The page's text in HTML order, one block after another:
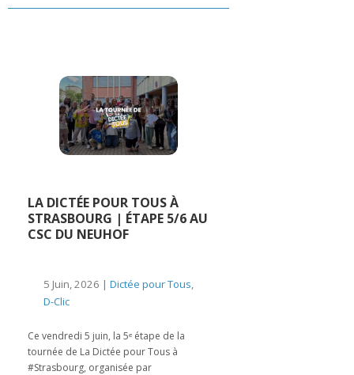
LA DICTÉE POUR TOUS À
STRASBOURG | ÉTAPE 5/6 AU
CSC DU NEUHOF
5 Juin, 2026 | Dictée pour Tous,
D-Clic
Ce vendredi 5 juin, la 5ᵉ étape de la
tournée de La Dictée pour Tous à
#Strasbourg, organisée par